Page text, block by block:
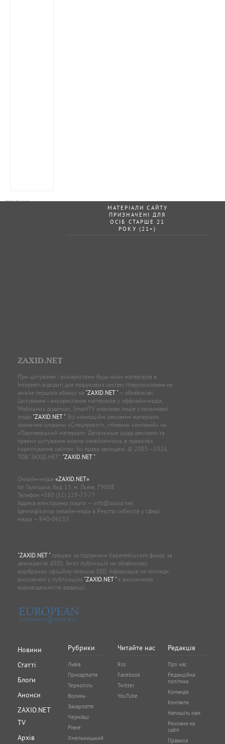
МАТЕРІАЛИ САЙТУ
ПРИЗНАЧЕНІ ДЛЯ
ОСІБ СТАРШЕ 21
РОКУ (21+)
ZAXID.NET
При цитуванні і використанні будь-яких матеріалів в
Інтернеті відкриті для пошукових систем гіперпосилання не
нижче першого абзацу на "ZAXID.NET "— обов’язкові.
Цитування і використання матеріалів у оффлайн-медіа,
Мобільних додатках, SmartTV можливе лише з письмової
згоди "ZAXID.NET ". Всі комерційні рекламні матеріали
позначені словами «Спецпроєкт», «Новини компаній» чи
«Партнерський матеріал». Детальніше щодо реклами та
правил цитування можна ознайомитись в правилах
користування сайтом. Усі права захищені. © 2005—2026,
ТОВ “ЗАХІД.НЕТ”, "ZAXID.NET ".
Онлайн-медіа «ZAXID.NET»
пл. Галицька, буд. 15, м. Львів, 79008
Телефон +380 (32) 229-77-77
Адреса електронної пошти — info@zaxid.net
Ідентифікатор онлайн-медіа в Реєстрі суб'єктів у сфері
медіа — R40-06155
"ZAXID.NET "працює за підтримки Європейського фонду за
демократію (EED). Зміст публікацій не обов’язково
відображає офіційну позицію EED. Інформація чи погляди,
висловлені у публікаціях "ZAXID.NET "є виключною
відповідальністю редакції.
Новини
Статті
Блоги
Анонси
ZAXID.NET
TV
Архів
Рубрики
Львів
Прикарпаття
Тернопіль
Волинь
Закарпаття
Чернівці
Рівне
Хмельницький
Читайте нас
Rss
Facebook
Twitter
YouTube
Редакція
Про нас
Редакційна
політика
Команда
Контакти
Напишіть нам
Реклама на
сайті
Правила